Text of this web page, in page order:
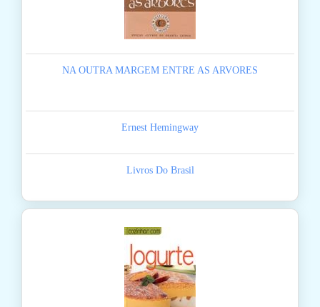
NA OUTRA MARGEM ENTRE AS ARVORES
Ernest Hemingway
Livros Do Brasil